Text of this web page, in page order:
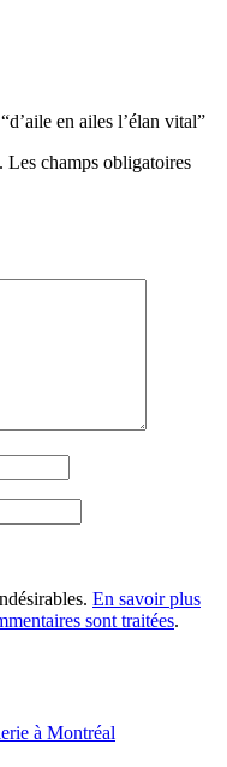
en ailes l’élan vital”
Les champs obligatoires
En savoir plus
sont traitées.